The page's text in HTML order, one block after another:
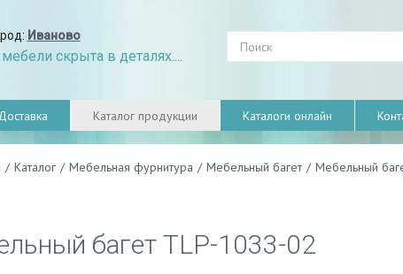
Иваново
скрыта в деталях....
Каталог продукции Каталоги онлайн
/ Каталог / Мебельная фурнитура / Мебельный багет / Мебельный
багет TLP-1033-02